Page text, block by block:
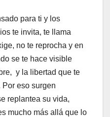
para ti y los
te invita, te llama
no te reprocha y en
se te hace visible
y la libertad que te
eso surgen
replantea su vida,
mucho más allá que lo